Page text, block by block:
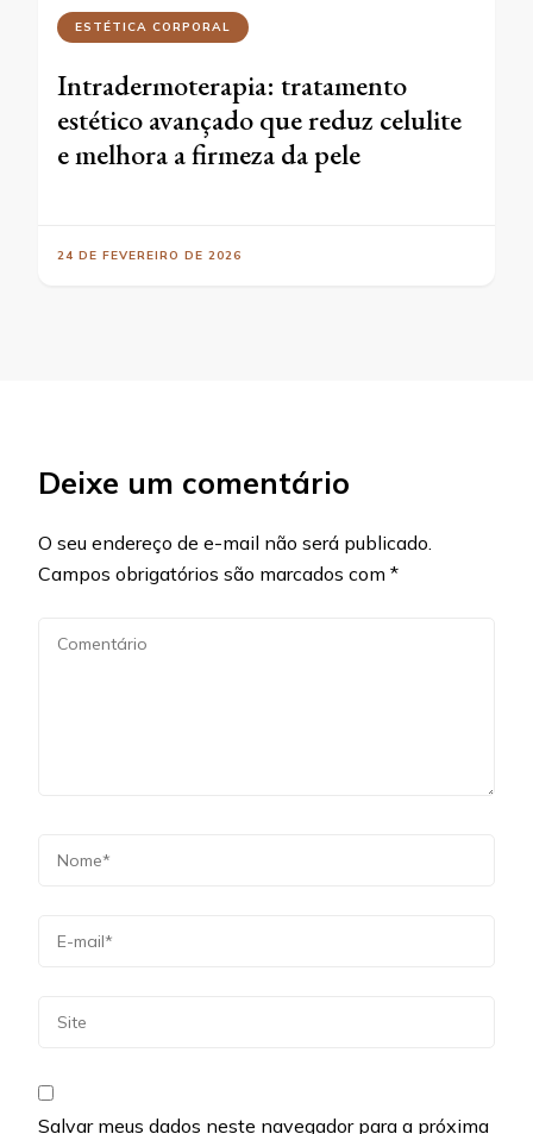
ESTÉTICA CORPORAL
Intradermoterapia: tratamento
estético avançado que reduz celulite
e melhora a firmeza da pele
24 DE FEVEREIRO DE 2026
Deixe um comentário
O seu endereço de e-mail não será publicado.
Campos obrigatórios são marcados com *
Salvar meus dados neste navegador para a próxima